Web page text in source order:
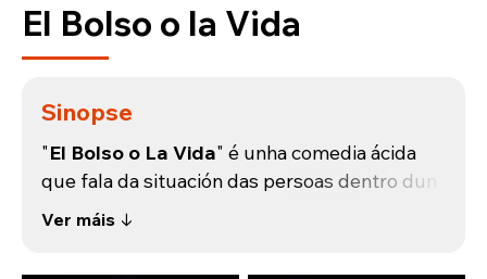
El Bolso o la Vida
Sinopse
"El Bolso o La Vida" é unha comedia ácida
que fala da situación das persoas dentro dun
futuro próximo cando o avance na carreira
Ver máis ↓